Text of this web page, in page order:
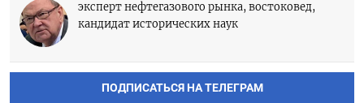
эксперт нефтегазового рынка, востоковед,
кандидат исторических наук
ПОДПИСАТЬСЯ НА ТЕЛЕГРАМ